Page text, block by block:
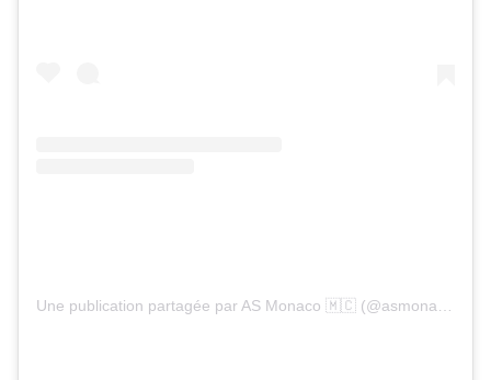
Une publication partagée par AS Monaco 🇲🇨 (@asmonaco)